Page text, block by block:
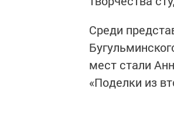
Среди
мест стали
«Поделки из